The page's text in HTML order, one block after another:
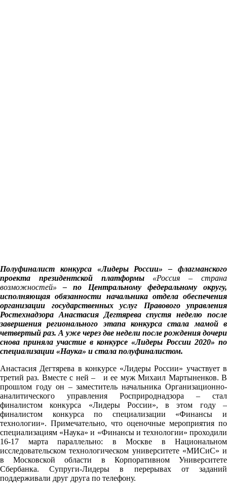
Полуфиналист конкурса «Лидеры России» – флагманского
проекта президентской платформы «Россия – страна
возможностей»– по Центральному федеральному округу,
исполняющая обязанности начальника отдела обеспечения
организации государственных услуг Правового управления
Ростехнадзора Анастасия Дегтярева спустя неделю после
завершения регионального этапа конкурса стала мамой в
четвертый раз. А уже через две недели после рождения дочери
снова приняла участие в конкурсе «Лидеры России 2020» по
специализации «Наука» и стала полуфиналистом.
Анастасия Дегтярева в конкурсе «Лидеры России» участвует в
третий раз. Вместе с ней – и ее муж Михаил Мартыненков. В
прошлом году он – заместитель начальника Организационно-
аналитического управления Росприроднадзора – стал
финалистом конкурса «Лидеры России», в этом году –
финалистом конкурса по специализации «Финансы и
технологии». Примечательно, что оценочные мероприятия по
специализациям «Наука» и «Финансы и технологии» проходили
16-17 марта параллельно: в Москве в Национальном
исследовательском технологическом университете «МИСиС» и
в Московской области в Корпоративном Университете
Сбербанка. Супруги-Лидеры в перерывах от заданий
поддерживали друг друга по телефону.